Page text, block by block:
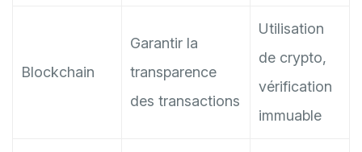
Blockchain
Garantir la
transparence
des transactions
Utilisation
de crypto,
vérification
immuable